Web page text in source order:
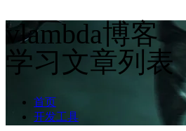
vlambda博客
学习文章列表
首页
开发工具